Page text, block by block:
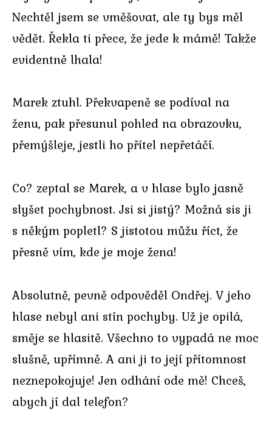
Nechtěl jsem se vměšovat, ale ty bys měl
vědět. Řekla ti přece, že jede k mámě! Takže
evidentně lhala!
Marek ztuhl. Překvapeně se podíval na
ženu, pak přesunul pohled na obrazovku,
přemýšleje, jestli ho přítel nepřetáčí.
Co? zeptal se Marek, a v hlase bylo jasně
slyšet pochybnost. Jsi si jistý? Možná sis ji
s někým popletl? S jistotou můžu říct, že
přesně vím, kde je moje žena!
Absolutně, pevně odpověděl Ondřej. V jeho
hlase nebyl ani stín pochyby. Už je opilá,
směje se hlasitě. Všechno to vypadá ne moc
slušně, upřímně. A ani ji to její přítomnost
neznepokojuje! Jen odhání ode mě! Chceš,
abych jí dal telefon?